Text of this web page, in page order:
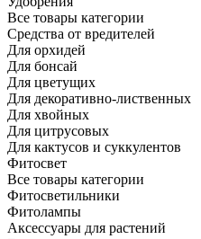
Все товары категории
Средства от вредителей
Для орхидей
Для бонсай
Для цветущих
Для декоративно-лиственных
Для хвойных
Для цитрусовых
Для кактусов и суккулентов
Фитосвет
Все товары категории
Фитосветильники
Фитолампы
Аксессуары для растений